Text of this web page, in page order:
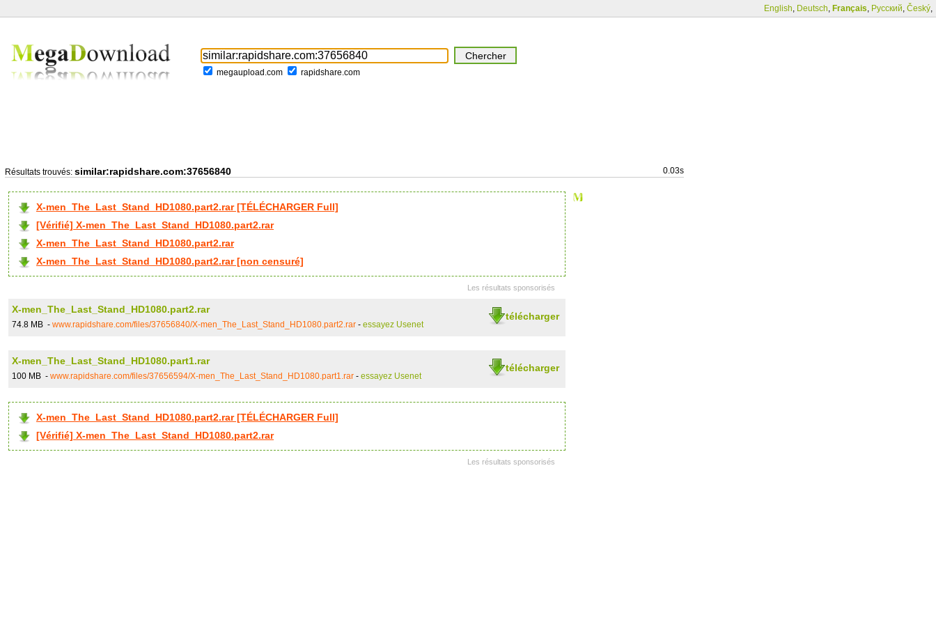
English, Deutsch, Français, Русский, Český,
megaupload.com rapidshare.com
Résultats trouvés: similar:rapidshare.com:37656840 0.03s
X-men_The_Last_Stand_HD1080.part2.rar [TÉLÉCHARGER Full]
[Vérifié] X-men_The_Last_Stand_HD1080.part2.rar
X-men_The_Last_Stand_HD1080.part2.rar
X-men_The_Last_Stand_HD1080.part2.rar [non censuré]
Les résultats sponsorisés
télécharger
X-men_The_Last_Stand_HD1080.part2.rar
74.8 MB - www.rapidshare.com/files/37656840/X-men_The_Last_Stand_HD1080.part2.rar - essayez Usenet
télécharger
X-men_The_Last_Stand_HD1080.part1.rar
100 MB - www.rapidshare.com/files/37656594/X-men_The_Last_Stand_HD1080.part1.rar - essayez Usenet
X-men_The_Last_Stand_HD1080.part2.rar [TÉLÉCHARGER Full]
[Vérifié] X-men_The_Last_Stand_HD1080.part2.rar
Les résultats sponsorisés